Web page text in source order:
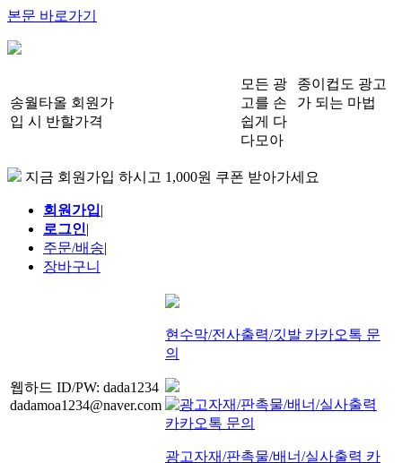
본문 바로가기
송월타올 회원가
입 시 반할가격
모든 광
고를 손
쉽게 다
다모아
종이컵도 광고
가 되는 마법
지금 회원가입 하시고 1,000원 쿠폰 받아가세요
회원가입|
로그인|
주문/배송|
장바구니
웹하드 ID/PW: dada1234
dadamoa1234@naver.com
현수막/전사출력/깃발 카카오톡 문
의
광고자재/판촉물/배너/실사출력 카